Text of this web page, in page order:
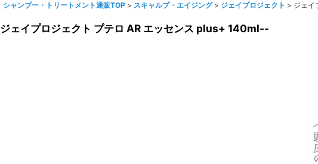
シャンプー・トリートメント通販TOP > スキャルプ・エイジング > ジェイプロジェクト > ジェイ
ジェイプロジェクト プテロ AR エッセンス plus+ 140ml--